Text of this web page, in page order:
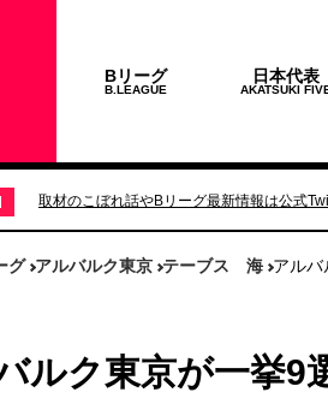
Bリーグ
B.LEAGUE
日本代表
AKATSUKI
取材のこぼれ話やBリーグ最新情報は公式
グ アルバルク東京 テーブス 海 アルバ
ルク東京が一挙